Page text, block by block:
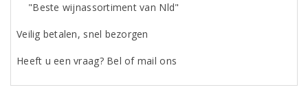
"Beste wijnassortiment van Nld"
Veilig betalen, snel bezorgen
Heeft u een vraag? Bel of mail ons